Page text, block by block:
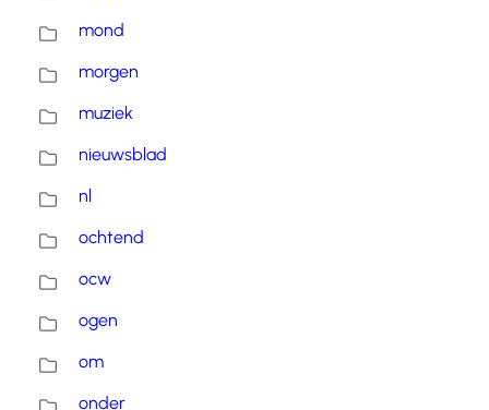
mond
morgen
muziek
nieuwsblad
nl
ochtend
ocw
ogen
om
onder